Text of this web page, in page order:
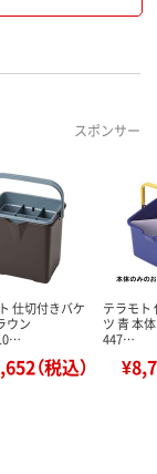
スポンサー
仕切付きバケ
ウン
（税込）
テラモト
ツ 青 本
447…